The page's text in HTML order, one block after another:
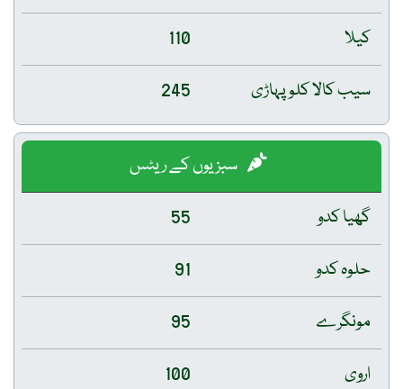
کیلا
110
سیب کالا کلو پہاڑی
245
سبزیوں کے ریٹس
گھیا کدو
55
حلوہ کدو
91
مونگرے
95
اروی
100